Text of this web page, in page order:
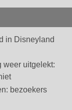
in Disneyland
weer uitgelekt:
bezoekers